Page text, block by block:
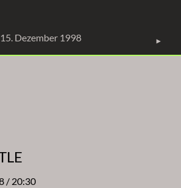
15. Dezember 1998
/ 20:30